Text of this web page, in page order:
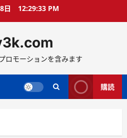
日 12:29:34 PM
ロモーションを含みます
購読